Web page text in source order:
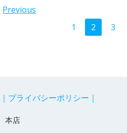
Posts
navigation
Previous
Page
1 Page
2 Page
3
｜プライバシーポリシー｜
本店